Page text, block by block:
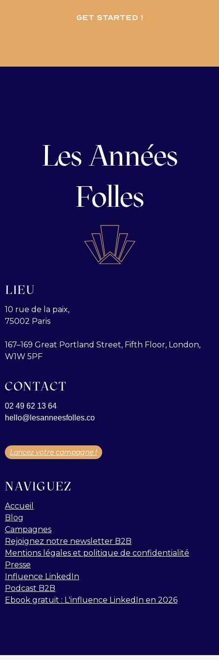
Get started !
Les Années
Folles
LIEU
10 rue de la paix,
75002 Paris
167–169 Great Portland Street, Fifth Floor, London,
W1W 5PF
CONTACT
02 49 62 13 64
hello@lesanneesfolles.co
Lancez votre campagne !
NAVIGUEZ
Accueil
Blog
Campagnes
Rejoignez notre newsletter B2B
Mentions légales et politique de confidentialité
Presse
Influence LinkedIn
Podcast B2B
Ebook gratuit : L'influence LinkedIn en 2026